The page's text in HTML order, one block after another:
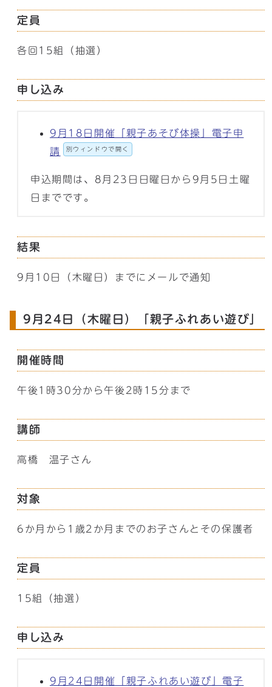
定員
各回15組（抽選）
申し込み
9月18日開催「親子あそび体操」電子申
請
別ウィンドウで開く
申込期間は、8月23日日曜日から9月5日土曜
日までです。
結果
9月10日（木曜日）までにメールで通知
9月24日（木曜日）「親子ふれあい遊び」
開催時間
午後1時30分から午後2時15分まで
講師
高橋 温子さん
対象
6か月から1歳2か月までのお子さんとその保護者
定員
15組（抽選）
申し込み
9月24日開催「親子ふれあい遊び」電子